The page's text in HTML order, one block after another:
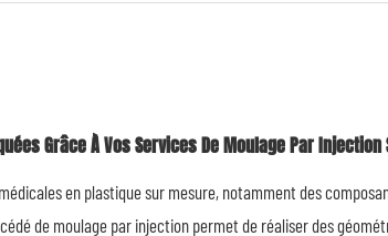
Grâce À Vos Services De Moulage Par
en plastique sur mesure, notamment des
de moulage par injection permet de réaliser des